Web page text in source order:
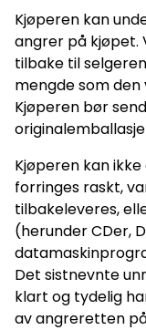
Kjøperen kan
angrer på kjøpet.
tilbake til
mengde som
Kjøperen bør
Kjøperen kan
forringes raskt,
tilbakeleveres,
(herunder CDer,
Det sistnevnte
klart og tydelig
av angreretten